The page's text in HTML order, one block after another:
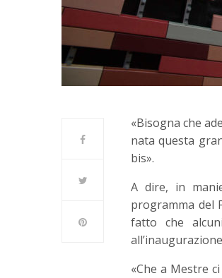
«Bisogna che
nata questa
bis».
A dire, in
programma del
fatto che
«Che a Mestre